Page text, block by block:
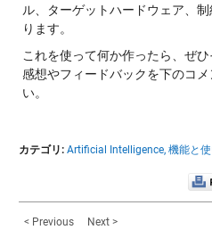
ル、ターゲットハードウェア、
ります。
これを使って何か作ったら、ぜひ
感想やフィードバックを下のコ
い。
カテゴリ: Artificial Intelligence, 機能と
< Previous Next >